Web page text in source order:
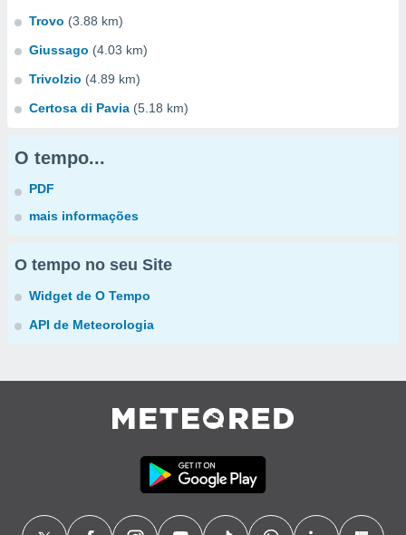
Trovo (3.88 km)
Giussago (4.03 km)
Trivolzio (4.89 km)
Certosa di Pavia (5.18 km)
O tempo...
PDF
mais informações
O tempo no seu Site
Widget de O Tempo
API de Meteorologia